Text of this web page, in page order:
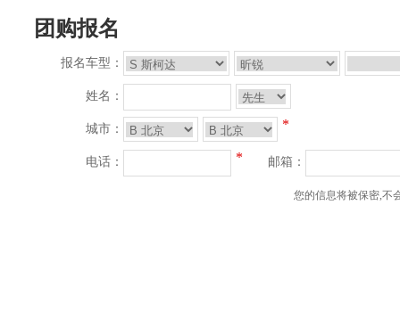
团购报名
报名车型：
姓名：
城市： *
电话： * 邮箱：
您的信息将被保密,不